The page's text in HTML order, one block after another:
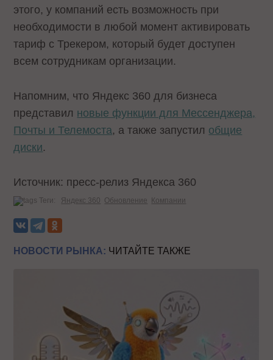
этого, у компаний есть возможность при
необходимости в любой момент активировать
тариф с Трекером, который будет доступен
всем сотрудникам организации.
Напомним, что Яндекс 360 для бизнеса
представил новые функции для Мессенджера,
Почты и Телемоста, а также запустил общие
диски.
Источник: пресс-релиз Яндекса 360
Теги: Яндекс 360 Обновление Компании
НОВОСТИ РЫНКА: ЧИТАЙТЕ ТАКЖЕ